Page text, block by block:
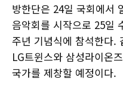
방한단은 24일 국회에서
음악회를 시작으로 25일
주년 기념식에 참석한다.
LG트윈스와 삼성라이온
국가를 제창할 예정이다.